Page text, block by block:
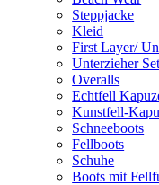
Steppjacke
Kleid
First Layer/
Unterzieher Set
Overalls
Echtfell
Kunstfell-
Schneeboots
Fellboots
Schuhe
Boots mit